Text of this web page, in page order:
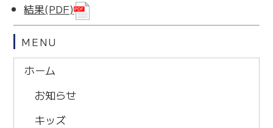
結果(PDF)
MENU
ホーム
お知らせ
キッズ